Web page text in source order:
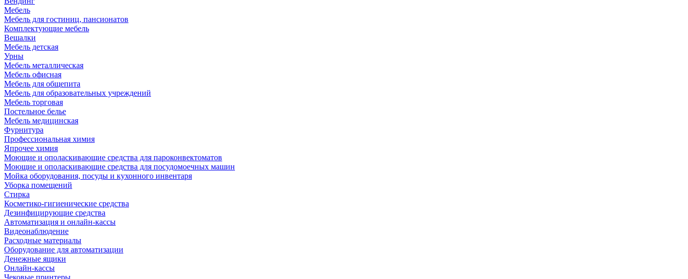
Мебель
Мебель для гостиниц, пансионатов
Комплектующие мебель
Вешалки
Мебель детская
Урны
Мебель металлическая
Мебель офисная
Мебель для общепита
Мебель для образовательных учреждений
Мебель торговая
Постельное белье
Мебель медицинская
Фурнитура
Профессиональная химия
Япрочее химия
Моющие и ополаскивающие средства для пароконвектоматов
Моющие и ополаскивающие средства для посудомоечных машин
Мойка оборудования, посуды и кухонного инвентаря
Уборка помещений
Стирка
Косметико-гигиенические средства
Дезинфицирующие средства
Автоматизация и онлайн-кассы
Видеонаблюдение
Расходные материалы
Оборудование для автоматизации
Денежные ящики
Онлайн-кассы
Чековые принтеры